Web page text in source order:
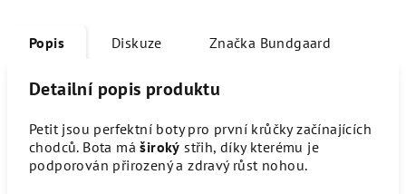
Popis Diskuze Značka Bundgaard
Detailní popis produktu
Petit jsou perfektní boty pro první krůčky začínajících
chodců. Bota máširoký střih, díky kterému je
podporován přirozený a zdravý růst nohou.